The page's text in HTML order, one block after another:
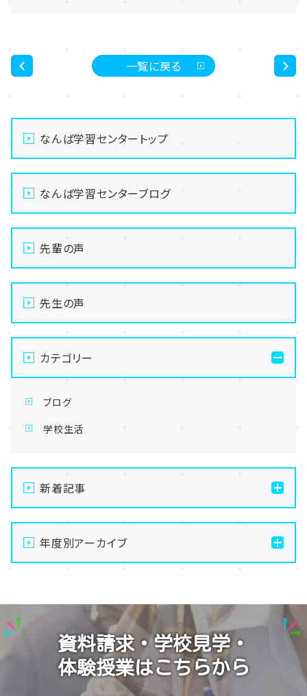
一覧に戻る
なんば学習センタートップ
なんば学習センターブログ
先輩の声
先生の声
カテゴリー
ブログ
学校生活
新着記事
【なんば】体験授業で高級感のあるマンゴータルト作り
ました！🥭✨
【なんば】キラリと輝く宝物✨「光るハーバリウム」作り
【なんば】校舎紹介の「自習室編」✨
【なんば】笑顔が溢れたオープンスクール😊在校生の
温かいお出迎えで素敵な1日に🌷
【なんば】夏季休校期間のお知らせ🍉
年度別アーカイブ
2025
2024
2023
資料請求・学校見学・
体験授業はこちらから